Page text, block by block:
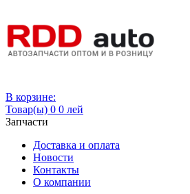
В корзине:
Товар(ы) 0 0 лей
Запчасти
Доставка и оплата
Новости
Контакты
О компании